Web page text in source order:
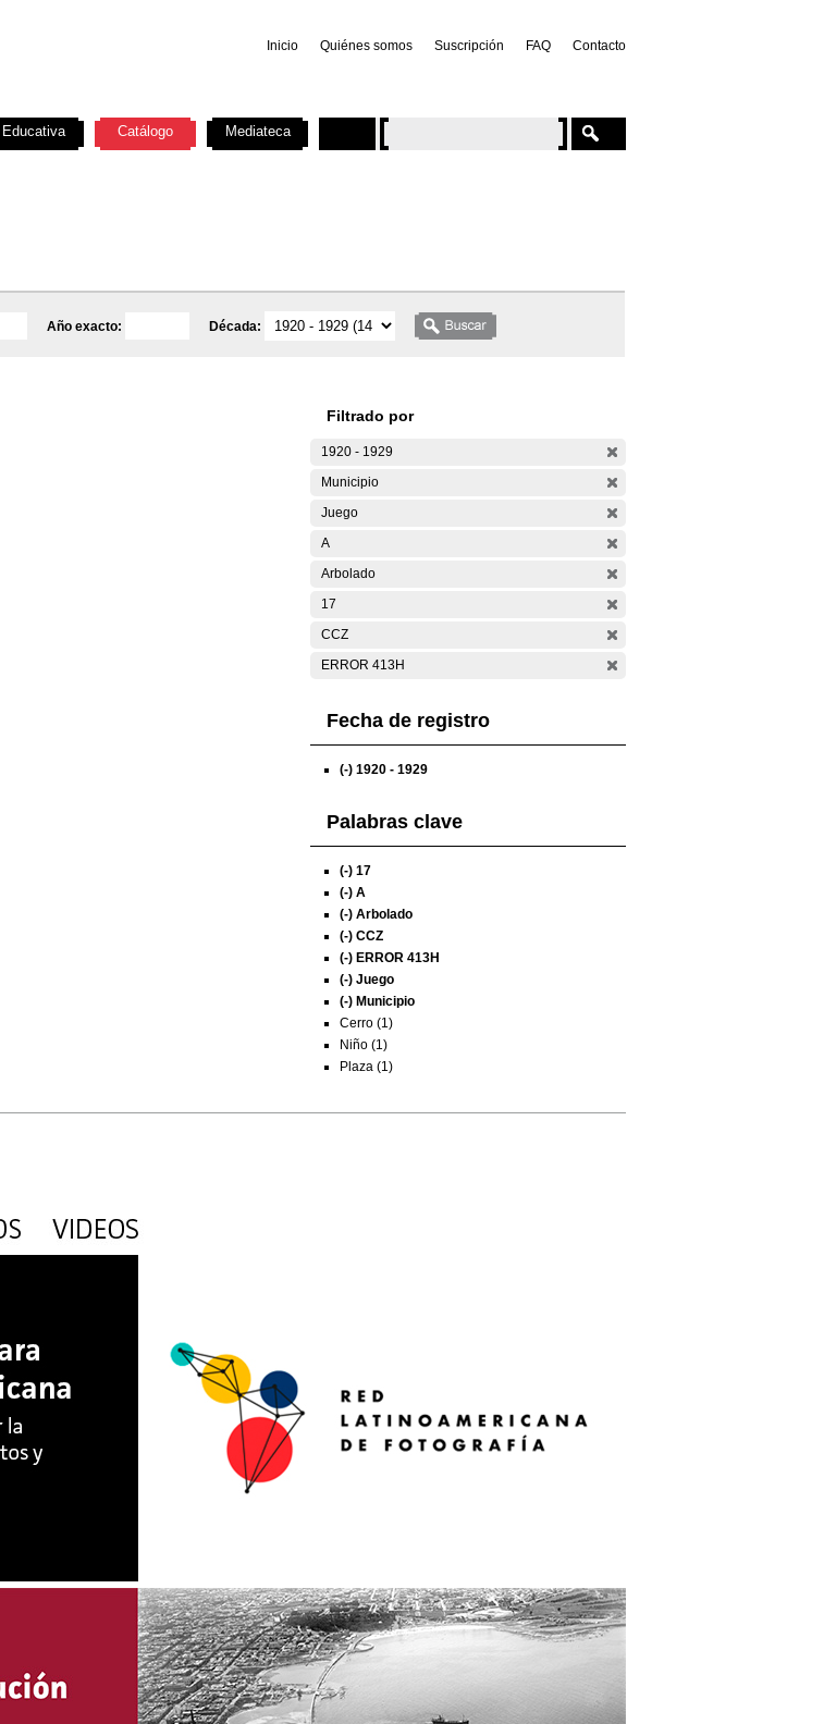
Inicio Quiénes somos Suscripción FAQ Contacto
Año exacto: Década:
Filtrado por
1920 - 1929
Municipio
Juego
A
Arbolado
17
CCZ
ERROR 413H
Fecha de registro
(-) 1920 - 1929
Palabras clave
(-) 17
(-) A
(-) Arbolado
(-) CCZ
(-) ERROR 413H
(-) Juego
(-) Municipio
Cerro (1)
Niño (1)
Plaza (1)
Educativa Catálogo Mediateca